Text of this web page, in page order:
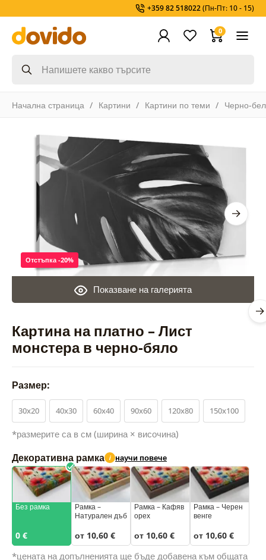
+359 82 518022(Пн-Пт: 10 - 15)
0
Начална страница Картини Картини по теми Черно-
Картина на платно – Лист
монстера в черно-бяло
Показване на галерията
Отстъпка -20%
Размер:
30x20 40x30 60x40 90x60 120x80 150x100
*размерите са в см (ширина × височина)
Декоративна рамка i научи повече
Без рамка
0 €
Рамка –
Натурален дъб
от 10,60 €
Рамка – Кафяв
орех
от 10,60 €
Рамка – Черен
венге
от 10,60 €
*цената на допълненията ще бъде добавена към общата